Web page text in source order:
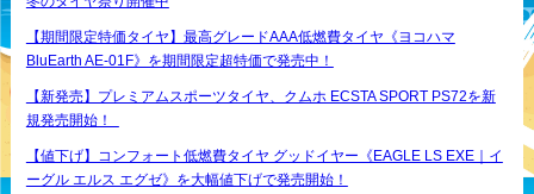
【期間限定特価タイヤ】最高グレードAAA低燃費タイヤ《ヨコハマ
BluEarth AE-01F》を期間限定超特価で発売中！
【新発売】プレミアムスポーツタイヤ、クムホ ECSTA SPORT PS72を新
規発売開始！
【値下げ】コンフォート低燃費タイヤ グッドイヤー《EAGLE LS EXE｜イ
ーグル エルス エグゼ》を大幅値下げで発売開始！